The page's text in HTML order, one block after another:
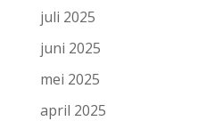
juli 2025
juni 2025
mei 2025
april 2025